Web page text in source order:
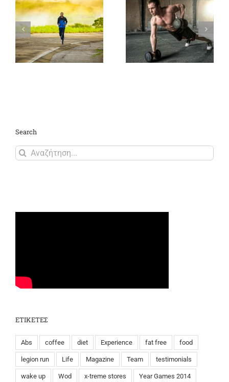
Καρδιακή συχνότητα
για καύση λίπους
Παρουσίαση του WBC
στο περιοδικό LIFE
Search
Αναζήτηση
...
ΕΤΙΚΕΤΕΣ
Abs coffee diet Experience fat free food
legion run Life Magazine Team testimonials
wake up Wod x-treme stores Year Games 2014